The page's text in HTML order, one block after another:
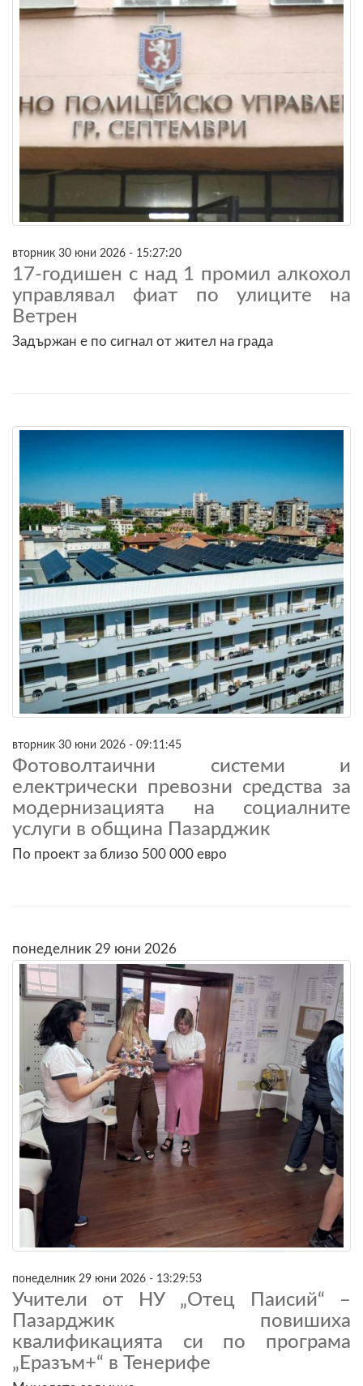
вторник 30 юни 2026 - 15:27:20
17-годишен с над 1 промил алкохол
управлявал фиат по улиците на
Ветрен
Задържан е по сигнал от жител на грaда
вторник 30 юни 2026 - 09:11:45
Фотоволтаични системи и
електрически превозни средства за
модернизацията на социалните
услуги в община Пазарджик
По проект за близо 500 000 евро
понеделник 29 юни 2026
понеделник 29 юни 2026 - 13:29:53
Учители от НУ „Отец Паисий“ –
Пазарджик повишиха
квалификацията си по програма
„Еразъм+“ в Тенерифе